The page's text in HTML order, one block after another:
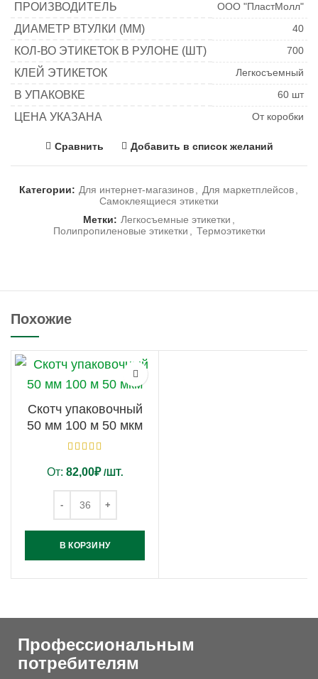
ПРОИЗВОДИТЕЛЬ ООО "ПластМолл"
ДИАМЕТР ВТУЛКИ (ММ) 40
КОЛ-ВО ЭТИКЕТОК В РУЛОНЕ (ШТ) 700
КЛЕЙ ЭТИКЕТОК Легкосъемный
В УПАКОВКЕ 60 шт
ЦЕНА УКАЗАНА От коробки
Сравнить Добавить в список желаний
Категории: Для интернет-магазинов Для маркетплейсов
Самоклеящиеся этикетки
Метки: Легкосъемные этикетки
Полипропиленовые этикетки
Термоэтикетки
Похожие
Скотч упаковочный
50 мм 100 м 50 мкм
От: 82,00₽ /ШТ.
В КОРЗИНУ
Профессиональным
потребителям